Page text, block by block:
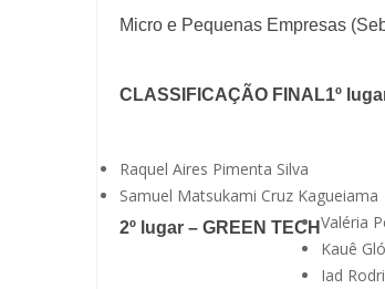
Micro e Pequenas Empresas
CLASSIFICAÇÃO FINAL1º
Raquel Aires Pimenta Silva
Samuel Matsukami Cruz Kagueiama
2º lugar – GREEN TECHValéria
Kauê
Iad